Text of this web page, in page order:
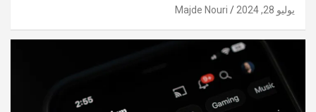
يوليو 28, 2024 Majde Nouri